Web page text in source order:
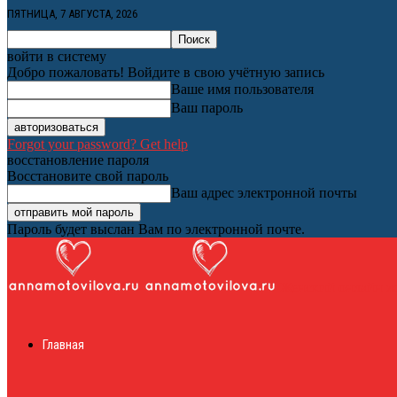
ПЯТНИЦА, 7 АВГУСТА, 2026
войти в систему
Добро пожаловать! Войдите в свою учётную запись
Ваше имя пользователя
Ваш пароль
Forgot your password? Get help
восстановление пароля
Восстановите свой пароль
Ваш адрес электронной почты
Пароль будет выслан Вам по электронной почте.
Главная